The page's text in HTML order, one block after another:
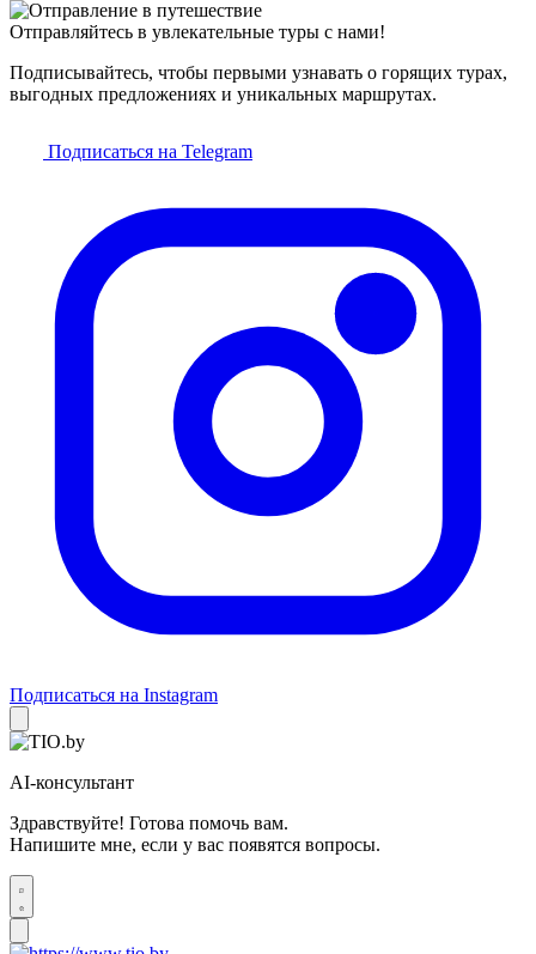
Отправляйтесь в увлекательные туры с нами!
Подписывайтесь, чтобы первыми узнавать о горящих турах,
выгодных предложениях и уникальных маршрутах.
Подписаться на Telegram
Подписаться на Instagram
AI-консультант
Здравствуйте! Готова помочь вам.
Напишите мне, если у вас появятся вопросы.